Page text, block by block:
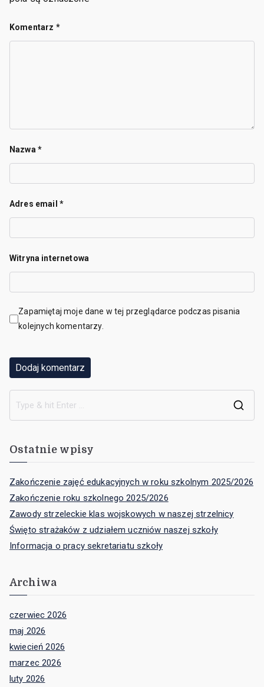
Komentarz *
Nazwa *
Adres email *
Witryna internetowa
Zapamiętaj moje dane w tej przeglądarce podczas pisania
kolejnych komentarzy.
Ostatnie wpisy
Zakończenie zajęć edukacyjnych w roku szkolnym 2025/2026
Zakończenie roku szkolnego 2025/2026
Zawody strzeleckie klas wojskowych w naszej strzelnicy
Święto strażaków z udziałem uczniów naszej szkoły
Informacja o pracy sekretariatu szkoły
Archiwa
czerwiec 2026
maj 2026
kwiecień 2026
marzec 2026
luty 2026